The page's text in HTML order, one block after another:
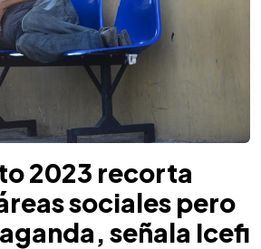
2023 recorta
sociales pero
señala Icefi